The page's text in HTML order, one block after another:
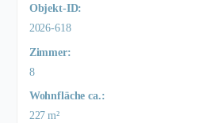
Objekt-ID:
2026-618
Zimmer:
8
Wohnfläche ca.:
227 m²